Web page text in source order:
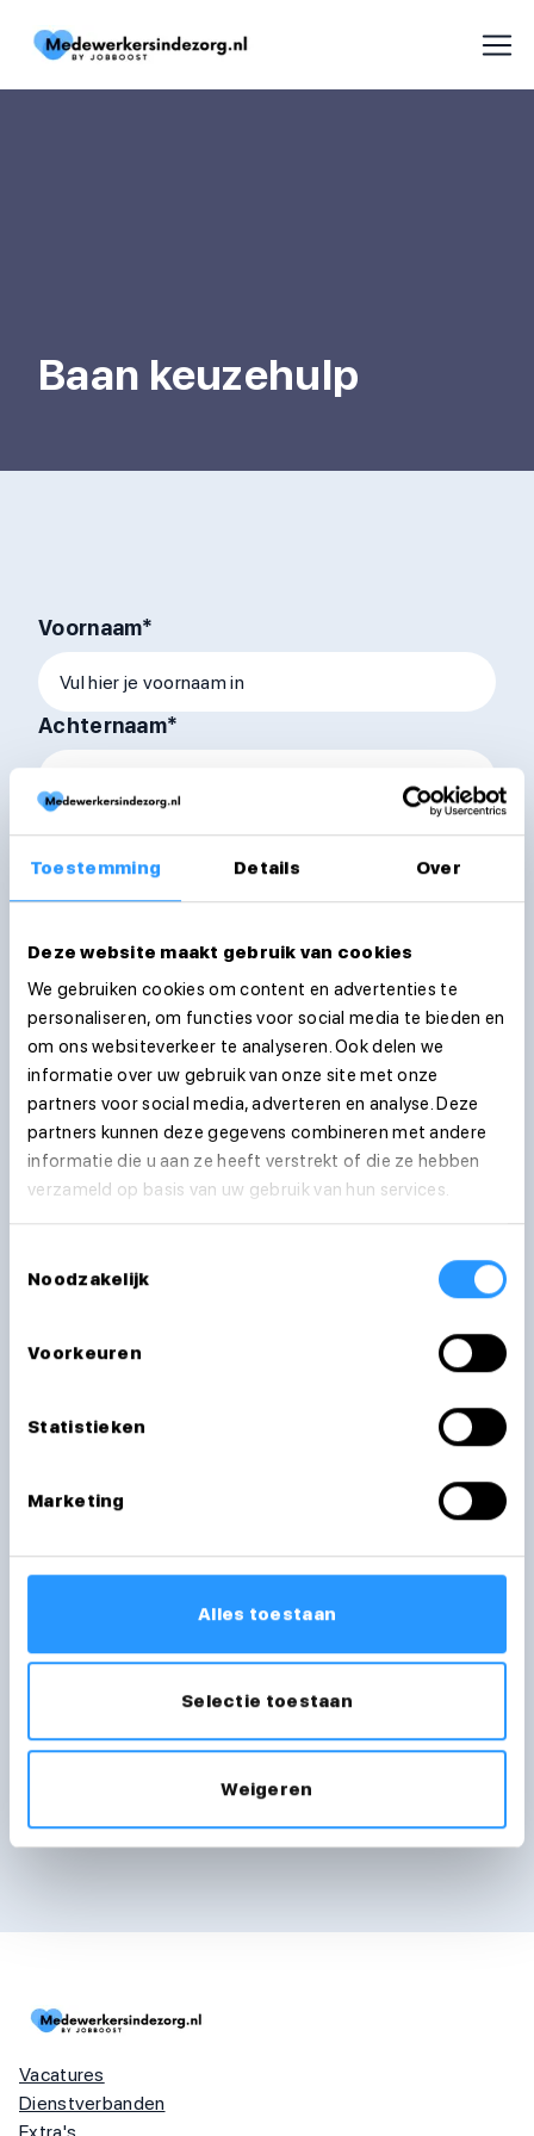
Toestemming Details Over
Deze website maakt gebruik van cookies
We gebruiken cookies om content en advertenties te
personaliseren, om functies voor social media te bieden en
om ons websiteverkeer te analyseren. Ook delen we
informatie over uw gebruik van onze site met onze
partners voor social media, adverteren en analyse. Deze
partners kunnen deze gegevens combineren met andere
informatie die u aan ze heeft verstrekt of die ze hebben
verzameld op basis van uw gebruik van hun services.
Noodzakelijk
Voorkeuren
Statistieken
Marketing
Alles toestaan
Selectie toestaan
Weigeren
Baan keuzehulp
Voornaam*
Achternaam*
Woonplaats*
Functie(s)
Bericht
Ik ga akkoord met de
Vacatures
Dienstverbanden